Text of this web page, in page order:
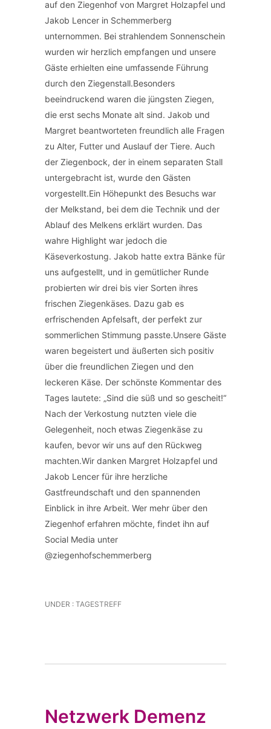
auf den Ziegenhof von Margret Holzapfel und
Jakob Lencer in Schemmerberg
unternommen. Bei strahlendem Sonnenschein
wurden wir herzlich empfangen und unsere
Gäste erhielten eine umfassende Führung
durch den Ziegenstall.Besonders
beeindruckend waren die jüngsten Ziegen,
die erst sechs Monate alt sind. Jakob und
Margret beantworteten freundlich alle Fragen
zu Alter, Futter und Auslauf der Tiere. Auch
der Ziegenbock, der in einem separaten Stall
untergebracht ist, wurde den Gästen
vorgestellt.Ein Höhepunkt des Besuchs war
der Melkstand, bei dem die Technik und der
Ablauf des Melkens erklärt wurden. Das
wahre Highlight war jedoch die
Käseverkostung. Jakob hatte extra Bänke für
uns aufgestellt, und in gemütlicher Runde
probierten wir drei bis vier Sorten ihres
frischen Ziegenkäses. Dazu gab es
erfrischenden Apfelsaft, der perfekt zur
sommerlichen Stimmung passte.Unsere Gäste
waren begeistert und äußerten sich positiv
über die freundlichen Ziegen und den
leckeren Käse. Der schönste Kommentar des
Tages lautete: „Sind die süß und so gescheit!“
Nach der Verkostung nutzten viele die
Gelegenheit, noch etwas Ziegenkäse zu
kaufen, bevor wir uns auf den Rückweg
machten.Wir danken Margret Holzapfel und
Jakob Lencer für ihre herzliche
Gastfreundschaft und den spannenden
Einblick in ihre Arbeit. Wer mehr über den
Ziegenhof erfahren möchte, findet ihn auf
Social Media unter
@ziegenhofschemmerberg
UNDER : TAGESTREFF
Netzwerk Demenz